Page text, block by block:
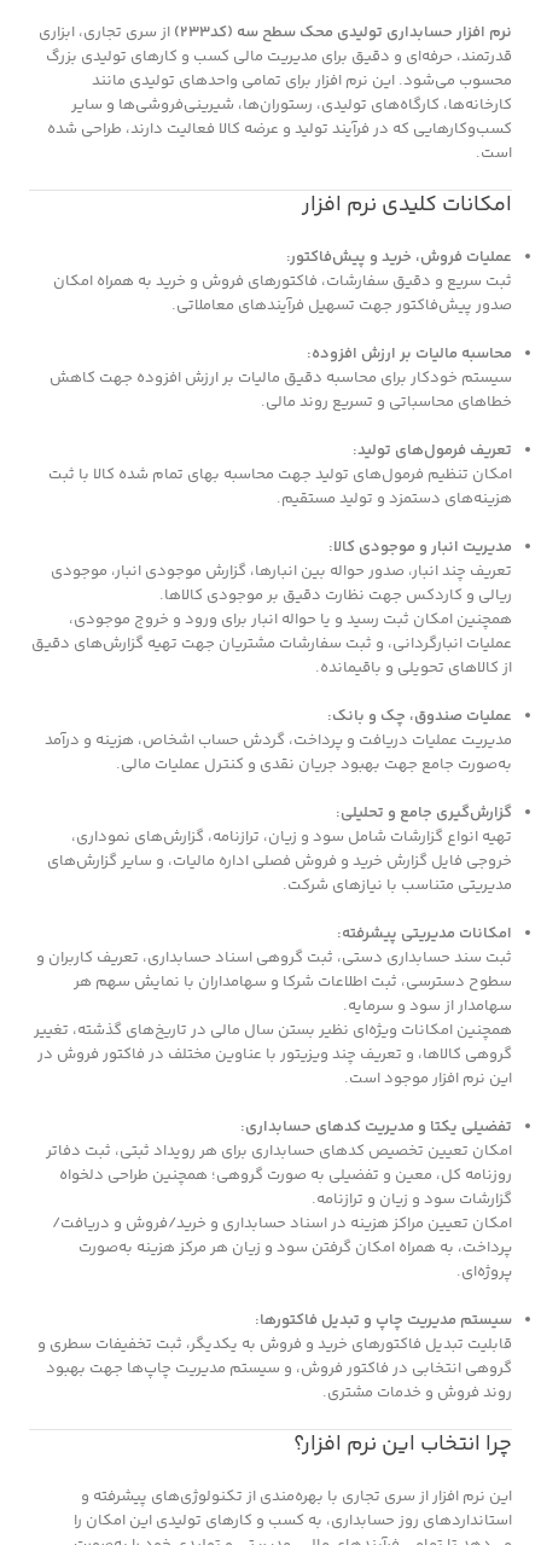
نرم افزار حسابداری تولیدی محک سطح سه (کد233)
از سری تجاری، ابزاری
قدرتمند، حرفه‌ای و دقیق برای مدیریت مالی کسب و کارهای تولیدی بزرگ
محسوب می‌شود. این نرم افزار برای تمامی واحدهای تولیدی مانند
کارخانه‌ها، کارگاه‌های تولیدی، رستوران‌ها، شیرینی‌فروشی‌ها و سایر
کسب‌وکارهایی که در فرآیند تولید و عرضه کالا فعالیت دارند، طراحی شده
است.
امکانات کلیدی نرم افزار
عملیات فروش، خرید و پیش‌فاکتور:
ثبت سریع و دقیق سفارشات، فاکتورهای فروش و خرید به همراه امکان
صدور پیش‌فاکتور جهت تسهیل فرآیندهای معاملاتی.
محاسبه مالیات بر ارزش افزوده:
سیستم خودکار برای محاسبه دقیق مالیات بر ارزش افزوده جهت کاهش
خطاهای محاسباتی و تسریع روند مالی.
تعریف فرمول‌های تولید:
امکان تنظیم فرمول‌های تولید جهت محاسبه بهای تمام شده کالا با ثبت
هزینه‌های دستمزد و تولید مستقیم.
مدیریت انبار و موجودی کالا:
تعریف چند انبار، صدور حواله بین انبارها، گزارش موجودی انبار، موجودی
ریالی و کاردکس جهت نظارت دقیق بر موجودی کالاها.
همچنین امکان ثبت رسید و یا حواله انبار برای ورود و خروج موجودی،
عملیات انبارگردانی، و ثبت سفارشات مشتریان جهت تهیه گزارش‌های دقیق
از کالاهای تحویلی و باقیمانده.
عملیات صندوق، چک و بانک:
مدیریت عملیات دریافت و پرداخت، گردش حساب اشخاص، هزینه و درآمد
به‌صورت جامع جهت بهبود جریان نقدی و کنترل عملیات مالی.
گزارش‌گیری جامع و تحلیلی:
تهیه انواع گزارشات شامل سود و زیان، ترازنامه، گزارش‌های نموداری،
خروجی فایل گزارش خرید و فروش فصلی اداره مالیات، و سایر گزارش‌های
مدیریتی متناسب با نیازهای شرکت.
امکانات مدیریتی پیشرفته:
ثبت سند حسابداری دستی، ثبت گروهی اسناد حسابداری، تعریف کاربران و
سطوح دسترسی، ثبت اطلاعات شرکا و سهامداران با نمایش سهم هر
سهامدار از سود و سرمایه.
همچنین امکانات ویژه‌ای نظیر بستن سال مالی در تاریخ‌های گذشته، تغییر
گروهی کالاها، و تعریف چند ویزیتور با عناوین مختلف در فاکتور فروش در
این نرم افزار موجود است.
تفضیلی یکتا و مدیریت کدهای حسابداری:
امکان تعیین تخصیص کدهای حسابداری برای هر رویداد ثبتی، ثبت دفاتر
روزنامه کل، معین و تفضیلی به صورت گروهی؛ همچنین طراحی دلخواه
گزارشات سود و زیان و ترازنامه.
امکان تعیین مراکز هزینه در اسناد حسابداری و خرید/فروش و دریافت/
پرداخت، به همراه امکان گرفتن سود و زیان هر مرکز هزینه به‌صورت
پروژه‌ای.
سیستم مدیریت چاپ و تبدیل فاکتورها:
قابلیت تبدیل فاکتورهای خرید و فروش به یکدیگر، ثبت تخفیفات سطری و
گروهی انتخابی در فاکتور فروش، و سیستم مدیریت چاپ‌ها جهت بهبود
روند فروش و خدمات مشتری.
چرا انتخاب این نرم افزار؟
این نرم افزار از سری تجاری با بهره‌مندی از تکنولوژی‌های پیشرفته و
استانداردهای روز حسابداری، به کسب و کارهای تولیدی این امکان را